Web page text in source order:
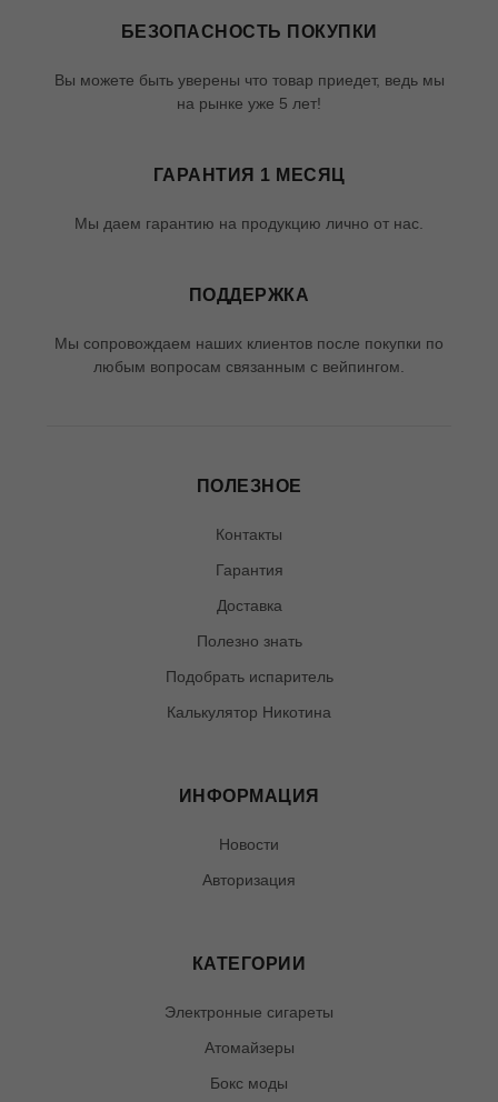
БЕЗОПАСНОСТЬ ПОКУПКИ
Вы можете быть уверены что товар приедет, ведь мы
на рынке уже 5 лет!
ГАРАНТИЯ 1 МЕСЯЦ
Мы даем гарантию на продукцию лично от нас.
ПОДДЕРЖКА
Мы сопровождаем наших клиентов после покупки по
любым вопросам связанным с вейпингом.
ПОЛЕЗНОЕ
Контакты
Гарантия
Доставка
Полезно знать
Подобрать испаритель
Калькулятор Никотина
ИНФОРМАЦИЯ
Новости
Авторизация
КАТЕГОРИИ
Электронные сигареты
Атомайзеры
Бокс моды